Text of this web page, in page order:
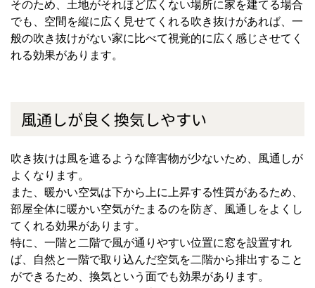
そのため、土地がそれほど広くない場所に家を建てる場合
でも、空間を縦に広く見せてくれる吹き抜けがあれば、一
般の吹き抜けがない家に比べて視覚的に広く感じさせてく
れる効果があります。
風通しが良く換気しやすい
吹き抜けは風を遮るような障害物が少ないため、風通しが
よくなります。
また、暖かい空気は下から上に上昇する性質があるため、
部屋全体に暖かい空気がたまるのを防ぎ、風通しをよくし
てくれる効果があります。
特に、一階と二階で風が通りやすい位置に窓を設置すれ
ば、自然と一階で取り込んだ空気を二階から排出すること
ができるため、換気という面でも効果があります。